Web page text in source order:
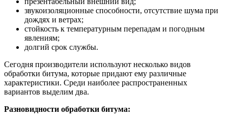
звукоизоляционные способности, отсутствие шума при
дождях и ветрах;
стойкость к температурным перепадам и погодным
явлениям;
долгий срок службы.
Сегодня производители используют несколько видов
обработки битума, которые придают ему различные
характеристики. Среди наиболее распространенных
вариантов выделим два.
Разновидности обработки битума: